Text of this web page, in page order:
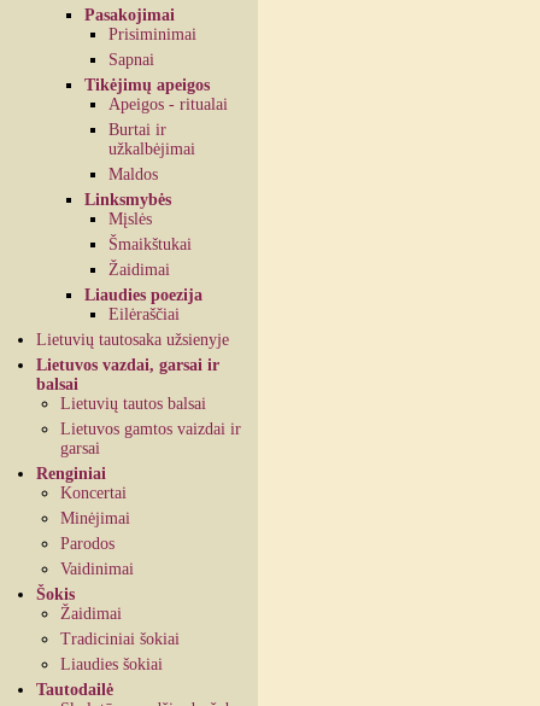
Pasakojimai
Prisiminimai
Sapnai
Tikėjimų apeigos
Apeigos - ritualai
Burtai ir
užkalbėjimai
Maldos
Linksmybės
Mįslės
Šmaikštukai
Žaidimai
Liaudies poezija
Eilėraščiai
Lietuvių tautosaka užsienyje
Lietuvos vazdai, garsai ir
balsai
Lietuvių tautos balsai
Lietuvos gamtos vaizdai ir
garsai
Renginiai
Koncertai
Minėjimai
Parodos
Vaidinimai
Šokis
Žaidimai
Tradiciniai šokiai
Liaudies šokiai
Tautodailė